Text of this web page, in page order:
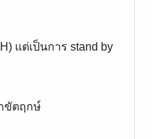
แต่เป็นการ stand by